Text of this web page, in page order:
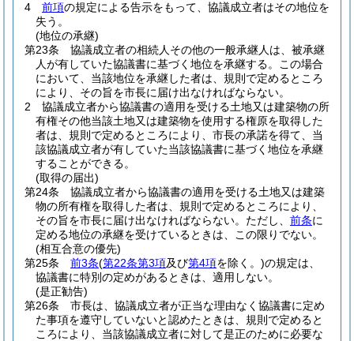
4
前項の規定による告示をもって、協議成立者はその地位を
失う。
(地位の承継)
第23条
協議成立者の相続人その他の一般承継人は、被承継
人が有していた協議書に基づく地位を承継する。
この場合
において、当該地位を承継した者は、規則で定めるところ
により、その旨を市長に届け出なければならない。
2
協議成立者から協議書の適用を受ける土地又は建築物の所
有権その他当該土地又は建築物を使用する権原を取得した
者は、規則で定めるところにより、市長の承諾を得て、当
該協議成立者が有していた当該協議書に基づく地位を承継
することができる。
(取得の届出)
第24条
協議成立者から協議書の適用を受ける土地又は建築
物の所有権を取得した者は、規則で定めるところにより、
その旨を市長に届け出なければならない。 ただし、 前条に
定める地位の承継を受けているときは、この限りでない。
(相互合意の優先)
第25条
前3条(第22条第3項及び第4項を除く。)の規定は、
協議書に特別の定めがあるときは、適用しない。
(是正勧告)
第26条
市長は、協議成立者が正当な理由なく協議書に定め
た事項を遵守していないと認めたときは、規則で定めると
ころにより、当該協議成立者に対して是正のために必要な